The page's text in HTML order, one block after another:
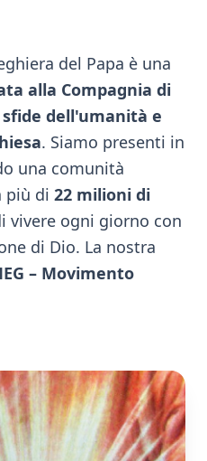
del Papa è una
alla Compagnia di
sfide dell'umanità e
. Siamo presenti in
una comunità
più di 22 milioni di
vivere ogni giorno con
di Dio. La nostra
– Movimento